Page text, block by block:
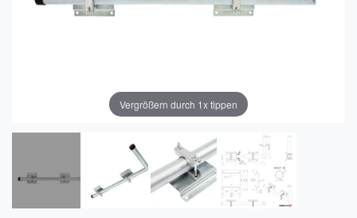
Vergrößern durch 1x tippen